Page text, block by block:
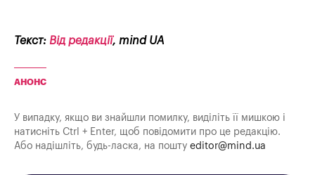
Текст: Від редакції, mind UA
АНОНС
У випадку, якщо ви знайшли помилку, виділіть її мишкою і
натисніть Ctrl + Enter, щоб повідомити про це редакцію.
Або надішліть, будь-ласка, на пошту editor@mind.ua